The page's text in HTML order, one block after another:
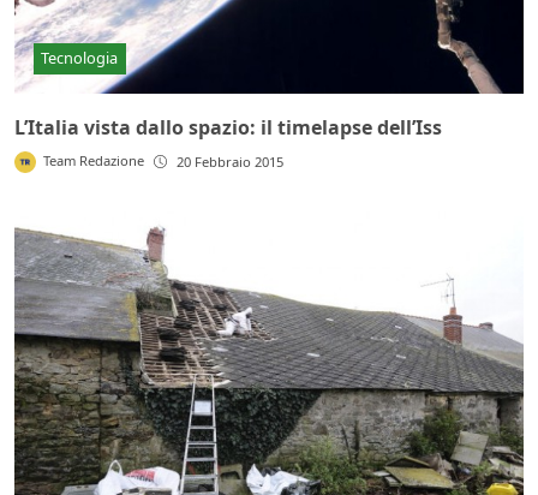
Tecnologia
L’Italia vista dallo spazio: il timelapse dell’Iss
Team Redazione 20 Febbraio 2015